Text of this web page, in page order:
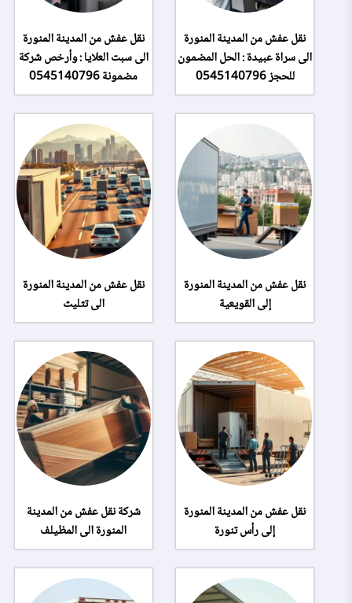
نقل عفش من المدينة المنورة
الى سراة عبيدة : الحل المضمون
للحجز 0545140796
نقل عفش من المدينة المنورة
الى سبت العلايا : وأرخص شركة
مضمونة 0545140796
نقل عفش من المدينة المنورة
إلى القويعية
نقل عفش من المدينة المنورة
الى تثليث
نقل عفش من المدينة المنورة
إلى رأس تنورة
شركة نقل عفش من المدينة
المنورة الى المظيلف